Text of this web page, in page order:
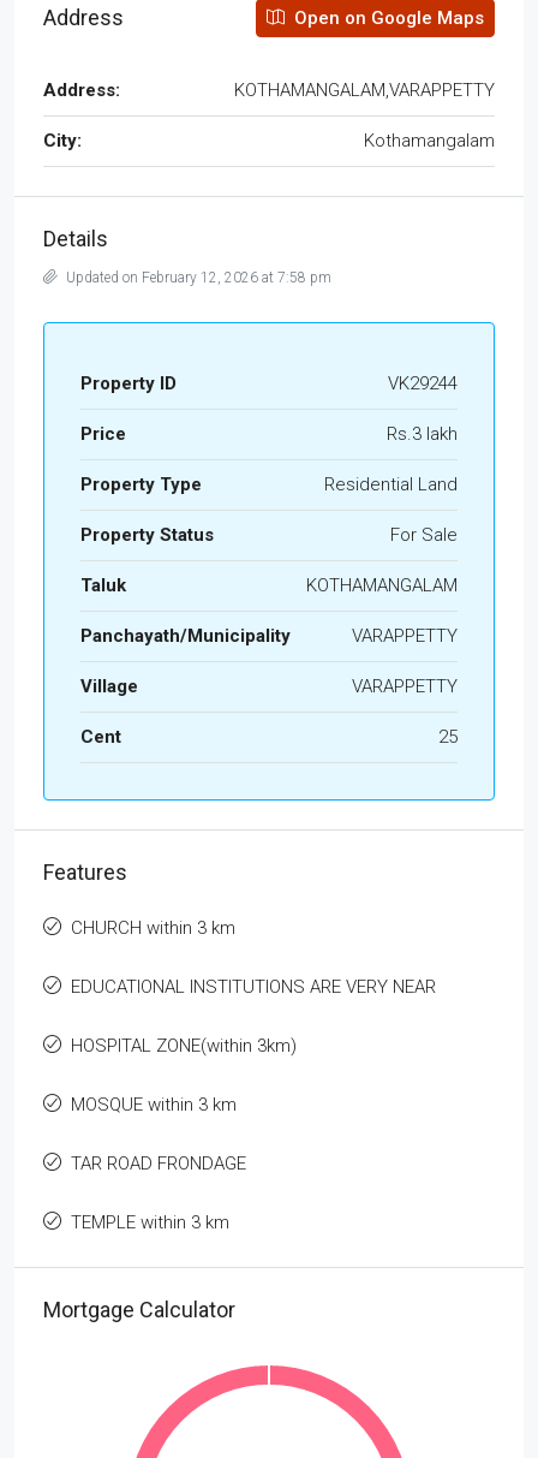
Address Open on Google Maps
Address: KOTHAMANGALAM,VARAPPETTY
City: Kothamangalam
Details
Updated on February 12, 2026 at 7:58 pm
Property ID VK29244
Price Rs.3 lakh
Property Type Residential Land
Property Status For Sale
Taluk KOTHAMANGALAM
Panchayath/Municipality VARAPPETTY
Village VARAPPETTY
Cent 25
Features
CHURCH within 3 km
EDUCATIONAL INSTITUTIONS ARE VERY NEAR
HOSPITAL ZONE(within 3km)
MOSQUE within 3 km
TAR ROAD FRONDAGE
TEMPLE within 3 km
Mortgage Calculator